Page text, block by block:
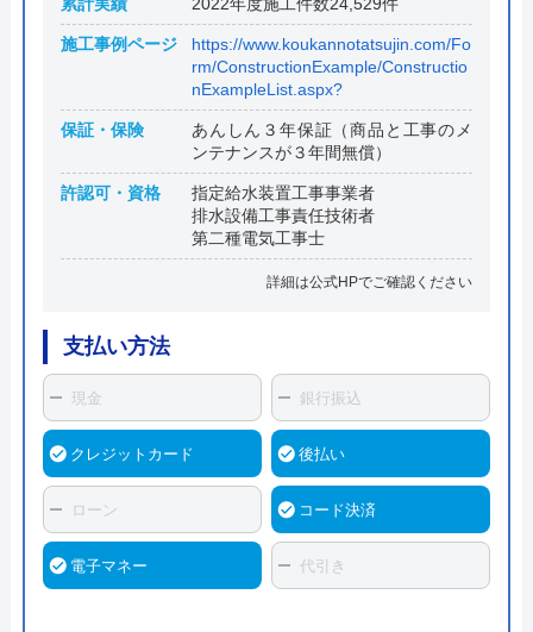
施工事例ページ
https://www.koukannotatsujin.com/Fo
rm/ConstructionExample/Constructio
nExampleList.aspx?
保証・保険
あんしん３年保証（商品と工事のメ
ンテナンスが３年間無償）
許認可・資格
指定給水装置工事事業者
排水設備工事責任技術者
第二種電気工事士
詳細は公式HPでご確認ください
支払い方法
現金 銀行振込
クレジットカード 後払い
ローン コード決済
電子マネー 代引き